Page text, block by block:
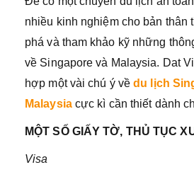
nhiều kinh nghiệm cho bản thân
phá và tham khảo kỹ những
về Singapore và Malaysia. Dat
hợp một vài chú ý vềdu lịch
Malaysiacực kì cần thiết dành
MỘT SỐ GIẤY TỜ, THỦ TỤC
Visa